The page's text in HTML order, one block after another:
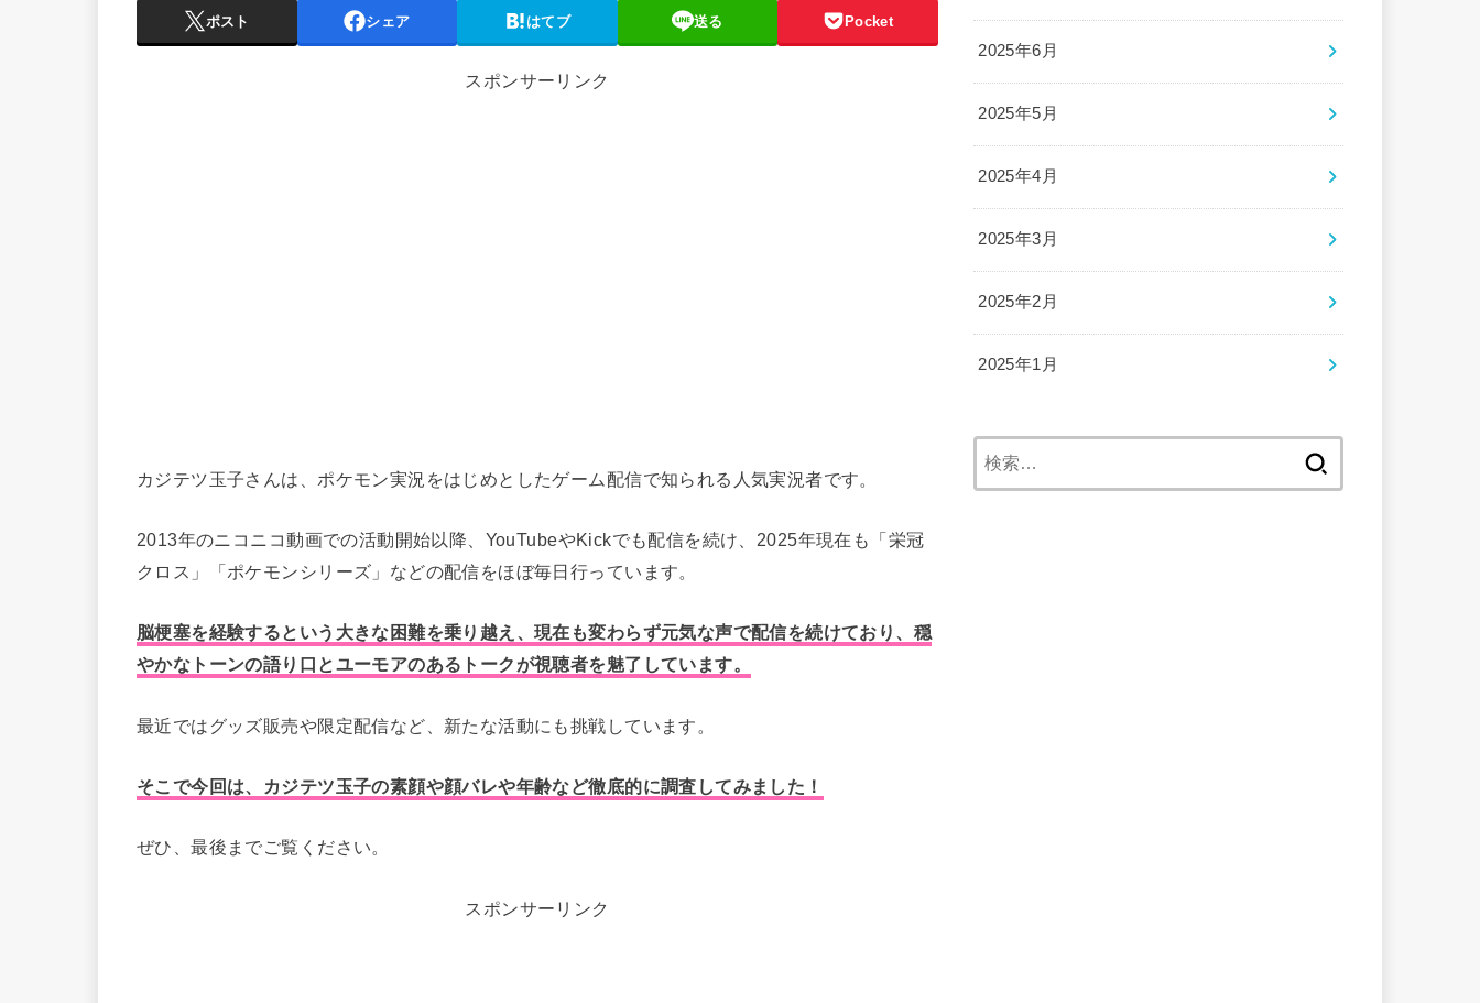
ポスト シェア はてブ 送る Pocket
スポンサーリンク
カジテツ玉子さんは、ポケモン実況をはじめとしたゲーム配信で知られる人気実況者です。
2013年のニコニコ動画での活動開始以降、YouTubeやKickでも配信を続け、2025年現在も「栄冠
クロス」「ポケモンシリーズ」などの配信をほぼ毎日行っています。
脳梗塞を経験するという大きな困難を乗り越え、現在も変わらず元気な声で配信を続けており、穏
やかなトーンの語り口とユーモアのあるトークが視聴者を魅了しています。
最近ではグッズ販売や限定配信など、新たな活動にも挑戦しています。
そこで今回は、カジテツ玉子の素顔や顔バレや年齢など徹底的に調査してみました！
ぜひ、最後までご覧ください。
スポンサーリンク
2025年6月
2025年5月
2025年4月
2025年3月
2025年2月
2025年1月